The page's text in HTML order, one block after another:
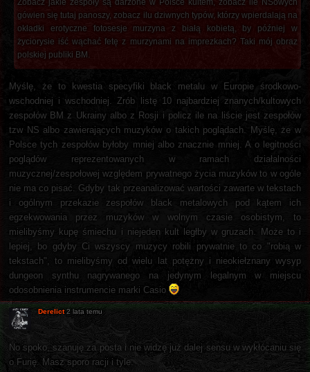
Zobacz jakie zespoły są darzone w Polsce kultem, zobacz ile NSowych
gówien się tutaj panoszy, zobacz ilu dziwnych typów, którzy wpierdalają na
okładki erotyczne fotosesje murzyna z białą kobietą, by później w
życiorysie iść wąchać fetę z murzynami na imprezkach? Taki mój obraz
polskiej publiki BM.
Myślę, że to kwestia specyfiki black metalu w Europie środkowo-
wschodniej i wschodniej. Zrób listę 10 najbardziej znanych/kultowych
zespołów BM z Ukrainy albo z Rosji i policz ile na liście jest zespołów
tzw NS albo zawierających muzyków o takich poglądach. Myślę, że w
Polsce tych zespołów byłoby mniej albo znacznie mniej. A o legitności
poglądów reprezentowanych w ramach działalności
muzycznej/zespołowej względem prywatnego życia muzyków to w ogóle
nie ma co pisać. Gdyby tak przeanalizować wartości zawarte w tekstach
i ogólnym przekazie zespołów black metalowych pod kątem ich
egzekwowania przez muzyków w wolnym czasie osobistym, to
mielibyśmy kupę śmiechu i niejeden kult ległby w gruzach. Może to i
lepiej, bo gdyby Ci wszyscy muzycy robili prywatnie to co "robią w
tekstach", to mielibyśmy od wielu lat potężny i nieokiełznany wysyp
dungeon synthu nagrywanego na jedynym legalnym w miejscu
odosobnienia instrumencie marki Casio
Derelict 2 lata temu
No spoko, szanuję za posta i nie widzę już dalej sensu w wykłócaniu się
o Furię. Masz sporo racji i tyle.